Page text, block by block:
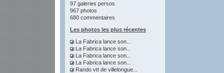
97 galeries persos
967 photos
680 commentaires
Les photos les plus récentes
La Fabrica lance son...
La Fabrica lance son...
La Fabrica lance son...
La Fabrica lance son...
Rando vtt de villelongue...